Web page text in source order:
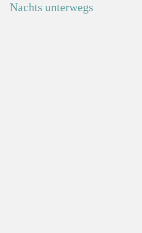
Nachts unterwegs